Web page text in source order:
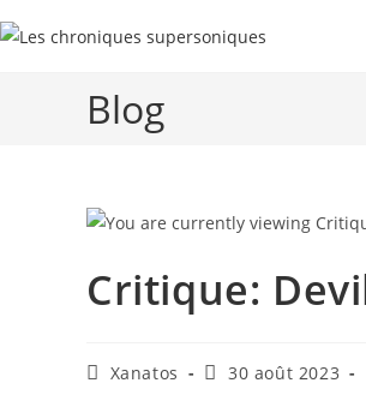
to
Blog
Critique:
Auteur/autrice
Xanatos
Publication
30 août 2023